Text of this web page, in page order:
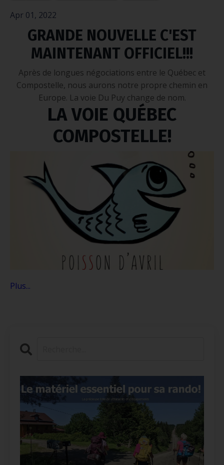
Apr 01, 2022
GRANDE NOUVELLE C'EST
MAINTENANT OFFICIEL!!!
Après de longues négociations entre le Québec et
Compostelle, nous aurons notre propre chemin en
Europe. La voie Du Puy change de nom.
LA VOIE QUÉBEC
COMPOSTELLE!
Plus...